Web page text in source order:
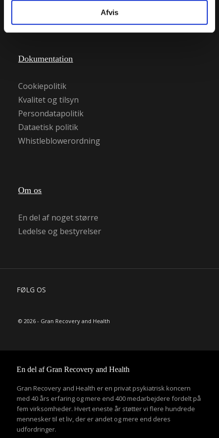
Afvis
beskaeftigelse@grh.dk
Takster
Dokumentation
Cookiepolitik
Kvalitet og tilsyn
Persondatapolitik
Dataetisk politik
Whistleblowerordning
Om os
En del af noget større
Ledelse og bestyrelser
FØLG OS
© 2026 - Gran Recovery and Health
En del af Gran Recovery and Health
Gran Recovery and Health er en privat psykiatrisk koncern
med 40 års erfaring og mere end 400 medarbejdere fordelt på
fem virksomheder. Hvert eneste år støtter vi flere hundrede
mennesker til et liv, der er andet og mere end deres
udfordringer.